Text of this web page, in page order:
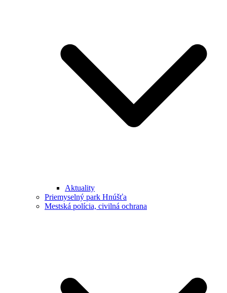
Aktuality
Priemyselný park Hnúšťa
Mestská polícia, civilná ochrana